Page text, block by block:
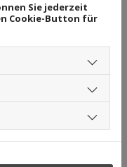
funktionales,
Stil verwandeln
Hierzu
aus
sowie
Toilettenbecken,
Online-
Bäder
Sie jederzeit
Cookie-Button für